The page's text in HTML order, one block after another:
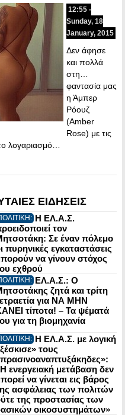
12:55 -
Sunday, 18
January, 2015
Δεν άφησε
και πολλά
στη…
φαντασία μας
η Άμπερ
Ρόουζ
(Amber
Rose) με τις
λογαριασμό…
ΕΙΔΗΣΕΙΣ
Η ΕΛ.Α.Σ.
τον
Σε έναν πόλεμο
πυρηνικές εγκαταστάσεις
να γίνουν στόχος
εχθρού
ΕΛ.Α.Σ.: Ο
ζητά και τρίτη
για ΝΑ ΜΗΝ
τίποτα! – Τα ψέματά
για τη βιομηχανία
Η ΕΛ.Α.Σ. με λογική
τους
ενεργειακή μετάβαση δεν
να γίνεται εις βάρος
ασφάλειας των πολιτών
της προστασίας των
οικοσυστημάτων»